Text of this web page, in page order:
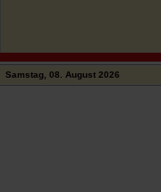
Samstag, 08. August 2026